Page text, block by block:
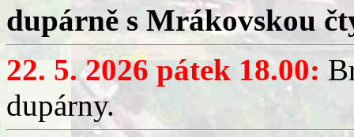
dupárně s Mrákovskou
22. 5. 2026 pátek 18.00:
dupárny.